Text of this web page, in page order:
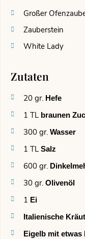
Großer
Zauberstein
White Lady
Zutaten
20 gr. Hefe
1 TL braunen
300 gr. Wasser
1 TL Salz
600 gr.
30 gr. Olivenöl
1 Ei
Italienische
Eigelb mit